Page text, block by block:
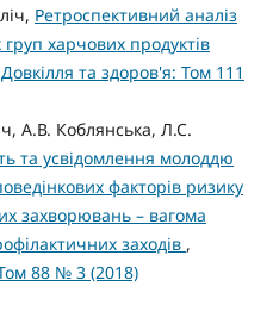
Ретроспективний аналіз
харчових продуктів
Довкілля та здоров'я: Том 111
А.В. Коблянська, Л.С.
та усвідомлення молоддю
факторів ризику
захворювань – вагома
заходів ,
88 № 3 (2018)